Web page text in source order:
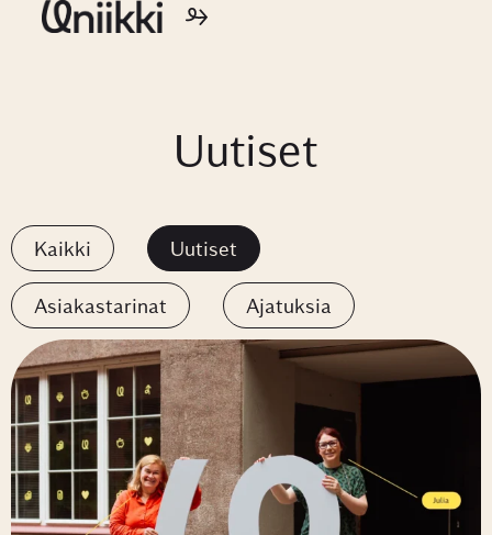
Uutiset
Kaikki Uutiset
Asiakastarinat Ajatuksia